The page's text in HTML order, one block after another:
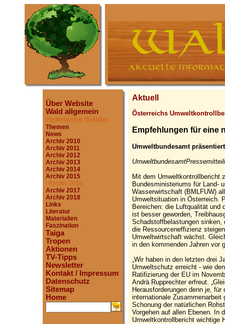
Über Website
Wald allgemein
Heimische Wälder
Themen
News
Archiv 2010
Archiv 2011
Archiv 2012
Archiv 2013
Archiv 2014
Archiv 2015
Archiv 2016
Archiv 2017
Archiv 2018
Links
Literatur
Materialien
Faszination
Taiga
Tropen
Aktionen
TV-Tipps
Newsletter
Kontakt / Impressum
Datenschutz
Sitemap
Home
.
Aktuell
Österreichs
Empfehlungen für eine
Umweltbundesamt
Mit dem Umweltkontrollbericht
Bundesministeriums für Land-
Wasserwirtschaft (BMLFUW)
Umweltsituation in Österreich.
Bereichen: die Luftqualität und
ist besser geworden,
Schadstoffbelastungen sinken,
die Ressourceneffizienz
Umweltwirtschaft wächst.
in den kommenden Jahren vor
„Wir haben in den letzten drei
Umweltschutz erreicht - wie
Ratifizierung der EU im
Andrä Rupprechter erfreut.
Herausforderungen denn je,
internationale
Schonung der natürlichen
Vorgehen auf allen Ebenen. In
Umweltkontrollbericht wichtige